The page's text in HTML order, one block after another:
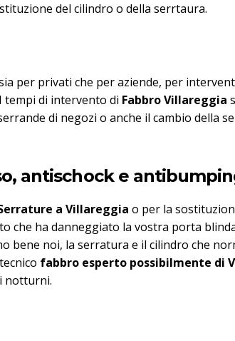
del cilindro o della serrtaura.
per privati che per aziende, per
tempi di intervento di Fabbro Villareggia
di negozi o anche il cambio della
antischock e
a Villareggia o per la
che ha danneggiato la vostra porta
bene noi, la serratura e il cilindro che
fabbro esperto possibilmente di
notturni.